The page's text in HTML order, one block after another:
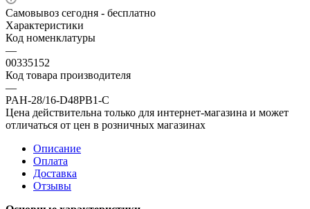
Самовывоз сегодня - бесплатно
Характеристики
Код номенклатуры
—
00335152
Код товара производителя
—
PAH-28/16-D48PB1-C
Цена действительна только для интернет-магазина и может
отличаться от цен в розничных магазинах
Описание
Оплата
Доставка
Отзывы